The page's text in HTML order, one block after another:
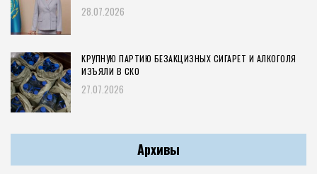
28.07.2026
КРУПНУЮ ПАРТИЮ БЕЗАКЦИЗНЫХ СИГАРЕТ И АЛКОГОЛЯ
ИЗЪЯЛИ В СКО
27.07.2026
Архивы